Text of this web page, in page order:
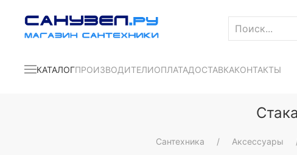
КАТАЛОГПРОИЗВОДИТЕЛИОПЛАТАДОСТАВКАКОНТАКТЫ
Сантехника Аксессуары